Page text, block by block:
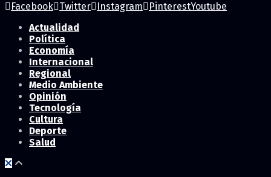
Facebook Twitter Instagram PinterestYoutube
Actualidad
Política
Economía
Internacional
Regional
Medio Ambiente
Opinión
Tecnología
Cultura
Deporte
Salud